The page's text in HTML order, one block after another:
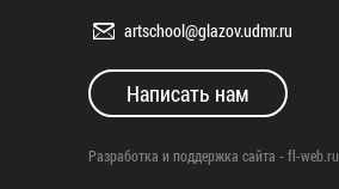
artschool@glazov.udmr.ru
Написать нам
Разработка и поддержка сайта - fl-web.ru